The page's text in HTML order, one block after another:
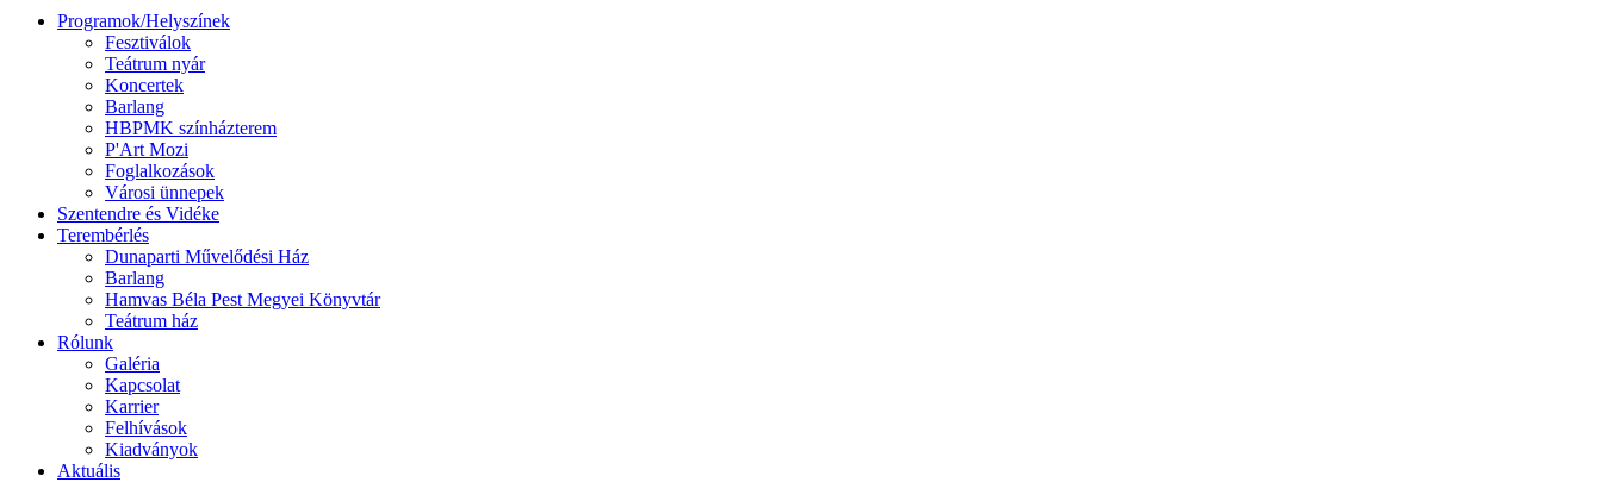
Programok/Helyszínek
Fesztiválok
Teátrum nyár
Koncertek
Barlang
HBPMK színházterem
P'Art Mozi
Foglalkozások
Városi ünnepek
Szentendre és Vidéke
Terembérlés
Dunaparti Művelődési Ház
Barlang
Hamvas Béla Pest Megyei Könyvtár
Teátrum ház
Rólunk
Galéria
Kapcsolat
Karrier
Felhívások
Kiadványok
Aktuális